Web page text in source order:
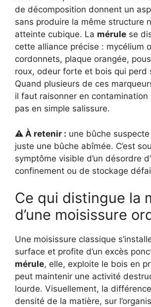
de décomposition donnent un
sans produire la même structure
atteinte cubique. La mérule se
cette alliance précise : mycélium
cordonnets, plaque orangée,
roux, odeur forte et bois qui perd
Quand plusieurs de ces
il faut raisonner en contamination
pas en simple salissure.
⚠️ À retenir : une bûche suspecte
juste une bûche abîmée. C’est
symptôme visible d’un désordre
confinement ou de stockage
Ce qui distingue la
d’une moisissure
Une moisissure classique
surface et profite d’un excès
mérule, elle, exploite le bois en
peut maintenir une activité
lourde. Visuellement, la
densité de la matière, sur